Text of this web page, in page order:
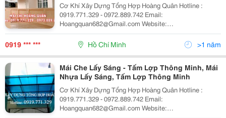
Cơ Khí Xây Dựng Tổng Hợp Hoàng Quân Hotline :
0919.771.329 - 0972.889.742 Email:
Hoangquan682@Gmail.com Website:
Https://Sites.google.com/Site/Maichexep/ Tận Tâm -
Uy Tín - Chất Lượng - Chúng Tôi Chuyên Thiết Kế Thi
Công Mái Hiên Các Loại Tậ
0919 *** *** Hồ Chí Minh >1 năm
Mái Che Lấy Sáng - Tấm Lợp Thông Minh, Mái
Nhựa Lấy Sáng, Tấm Lợp Thông Minh
Cơ Khí Xây Dựng Tổng Hợp Hoàng Quân Hotline :
0919.771.329 - 0972.889.742 Email:
Hoangquan682@Gmail.com Website: